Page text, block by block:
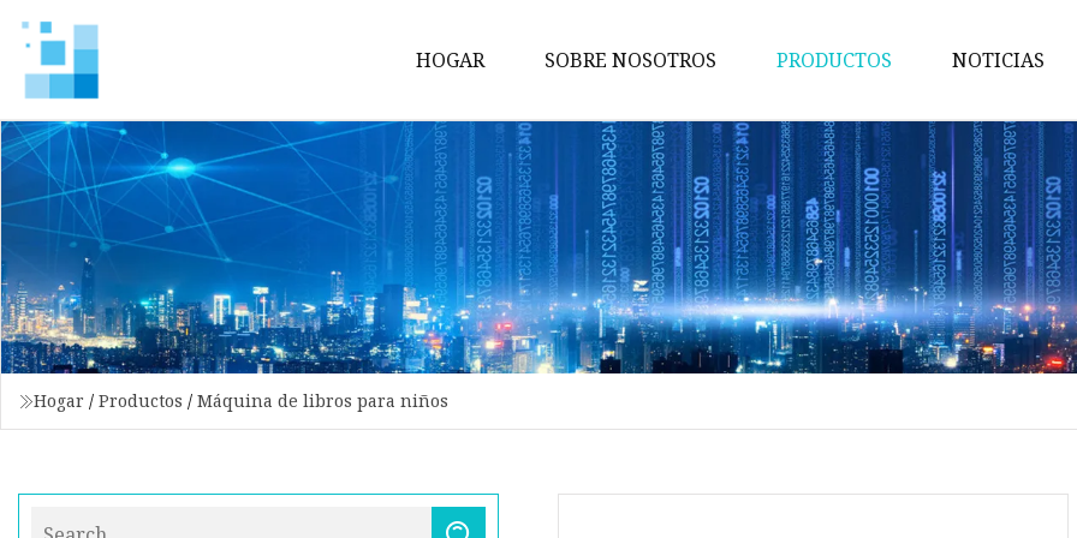
HOGAR SOBRE NOSOTROS PRODUCTOS
Maquina de pruebas
Máquina de embalaje
Maquina de cortar
Máquina bronceadora
Perforadora
Máquina transportadora
Máquina de libros para niños
NOTICIAS
Hogar / Productos / Máquina de libros para niños